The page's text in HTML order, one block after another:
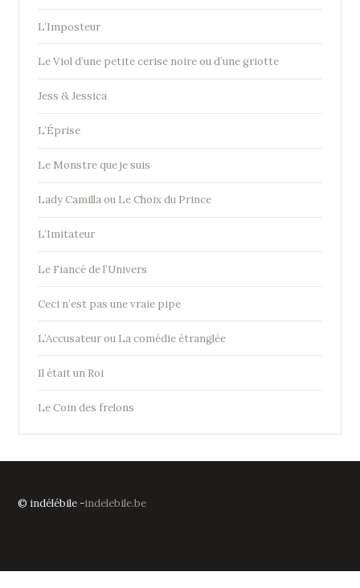
L’Imposteur
Le Viol d’une petite cerise noire ou d’une griotte
Jess & Jessica
L’Éprise
Le Monstre que je suis
Lady Camilla ou Le Choix du Prince
L’Imitateur
Le Fiancé de l’Univers
Ceci n’est pas une vraie pipe
L’Accusateur ou La comédie étranglée
Il était un Roi
Le Coin des frelons
© indélébile -indelebile.be